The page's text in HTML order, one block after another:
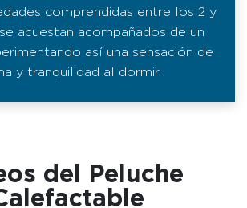
comprendidas entre los 2 y
acuestan acompañados de un
así una sensación de
y tranquilidad al dormir.
del Peluche